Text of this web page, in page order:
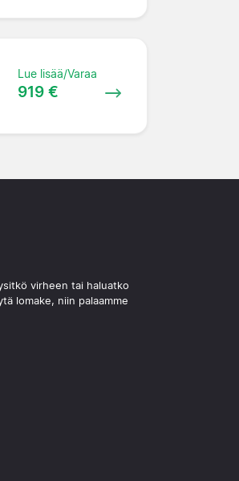
Lue lisää/Varaa
919 €
virheen tai haluatko
lomake, niin palaamme